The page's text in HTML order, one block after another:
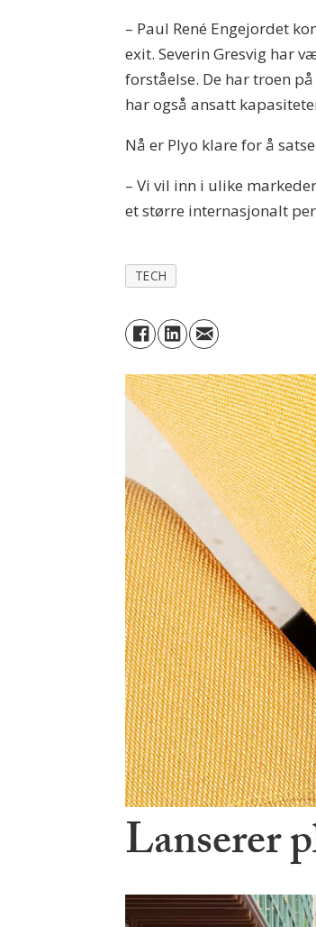
– Paul René Engejordet
exit. Severin Gresvig har
forståelse. De har troen
har også ansatt
Nå er Plyo klare for å
– Vi vil inn i ulike
et større internasjonalt
TECH
Lanserer